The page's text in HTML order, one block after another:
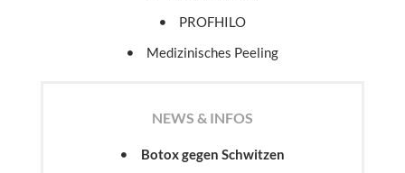
PROFHILO
Medizinisches Peeling
NEWS & INFOS
Botox gegen Schwitzen